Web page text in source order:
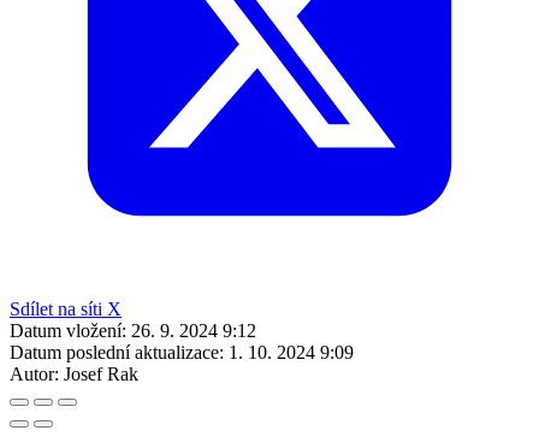
Sdílet na síti X
Datum vložení: 26. 9. 2024 9:12
Datum poslední aktualizace: 1. 10. 2024 9:09
Autor: Josef Rak